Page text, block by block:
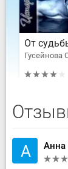
А Анна